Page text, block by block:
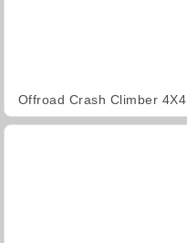
Offroad Crash Climber 4X4